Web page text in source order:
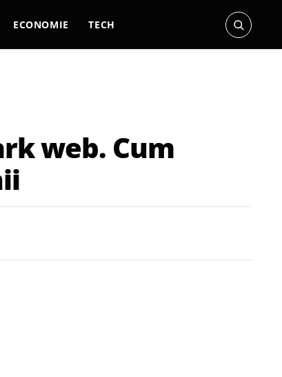
ECONOMIE TECH
web. Cum